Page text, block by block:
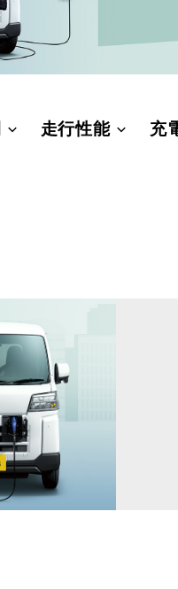
走行性能 充